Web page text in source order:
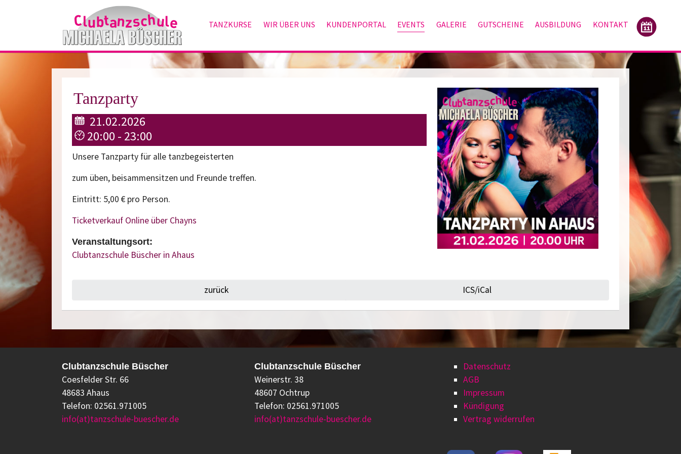
Zum Hauptinhalt springen
TANZKURSE WIR ÜBER UNS KUNDENPORTAL EVENTS GALERIE GUTSCHEINE AUSBILDUNG KONTAKT
Tanzparty
21.02.2026
20:00 - 23:00
Unsere Tanzparty für alle tanzbegeisterten
zum üben, beisammensitzen und Freunde treffen.
Eintritt: 5,00 € pro Person.
Ticketverkauf Online über Chayns
Veranstaltungsort:
Clubtanzschule Büscher in Ahaus
zurück ICS/iCal
Clubtanzschule Büscher
Coesfelder Str. 66
48683 Ahaus
Telefon: 02561.971005
info(at)tanzschule-buescher.de
Clubtanzschule Büscher
Weinerstr. 38
48607 Ochtrup
Telefon: 02561.971005
info(at)tanzschule-buescher.de
Datenschutz
AGB
Impressum
Kündigung
Vertrag widerrufen